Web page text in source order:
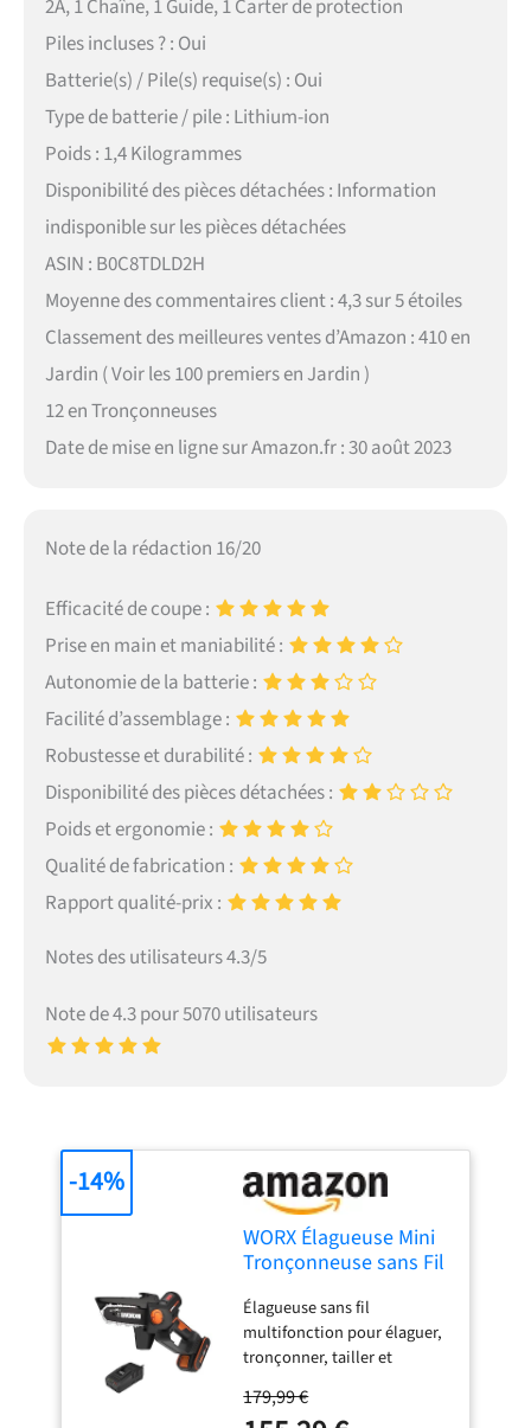
2A, 1 Chaîne, 1 Guide, 1 Carter de protection
Piles incluses ? : Oui
Batterie(s) / Pile(s) requise(s) : Oui
Type de batterie / pile : Lithium-ion
Poids : 1,4 Kilogrammes
Disponibilité des pièces détachées : Information
indisponible sur les pièces détachées
ASIN : B0C8TDLD2H
Moyenne des commentaires client : 4,3 sur 5 étoiles
Classement des meilleures ventes d’Amazon : 410 en
Jardin ( Voir les 100 premiers en Jardin )
12 en Tronçonneuses
Date de mise en ligne sur Amazon.fr : 30 août 2023
Note de la rédaction 16/20
Efficacité de coupe :
Prise en main et maniabilité :
Autonomie de la batterie :
Facilité d’assemblage :
Robustesse et durabilité :
Disponibilité des pièces détachées :
Poids et ergonomie :
Qualité de fabrication :
Rapport qualité-prix :
Notes des utilisateurs 4.3/5
Note de 4.3 pour 5070 utilisateurs
WORX Élagueuse Mini
Tronçonneuse sans Fil
Brushless, Guide 12
cm, coupe 10 cm, pour
élagage, taille,
ébranchage,
tronçonnage, capot de
Élagueuse sans fil
multifonction pour élaguer,
tronçonner, tailler et
Moteur brushless puissant
179,99 €
-14%